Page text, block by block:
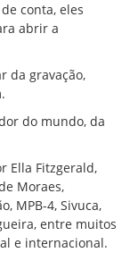
conta, eles
abrir a
da gravação,
do mundo, da
Ella Fitzgerald,
Moraes,
MPB-4, Sivuca,
entre muitos
e internacional.